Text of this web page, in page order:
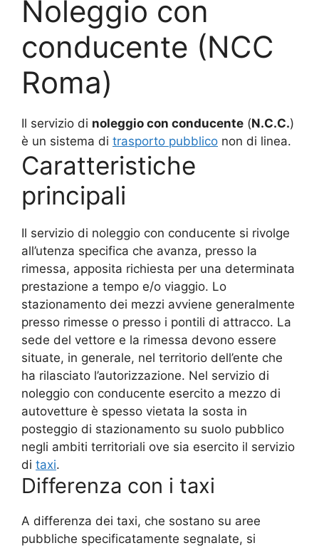
Noleggio con
conducente (NCC
Roma)
Il servizio di noleggio con conducente (N.C.C.)
è un sistema di trasporto pubblico non di linea.
Caratteristiche
principali
Il servizio di noleggio con conducente si rivolge
all’utenza specifica che avanza, presso la
rimessa, apposita richiesta per una determinata
prestazione a tempo e/o viaggio. Lo
stazionamento dei mezzi avviene generalmente
presso rimesse o presso i pontili di attracco. La
sede del vettore e la rimessa devono essere
situate, in generale, nel territorio dell’ente che
ha rilasciato l’autorizzazione. Nel servizio di
noleggio con conducente esercito a mezzo di
autovetture è spesso vietata la sosta in
posteggio di stazionamento su suolo pubblico
negli ambiti territoriali ove sia esercito il servizio
di taxi.
Differenza con i taxi
A differenza dei taxi, che sostano su aree
pubbliche specificatamente segnalate, si